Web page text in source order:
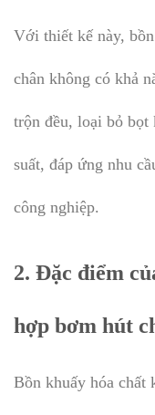
Với thiết kế này,
chân không có khả
trộn đều, loại bỏ bọt
suất, đáp ứng nhu
công nghiệp.
2. Đặc điểm
hợp bơm hút
Bồn khuấy hóa chất